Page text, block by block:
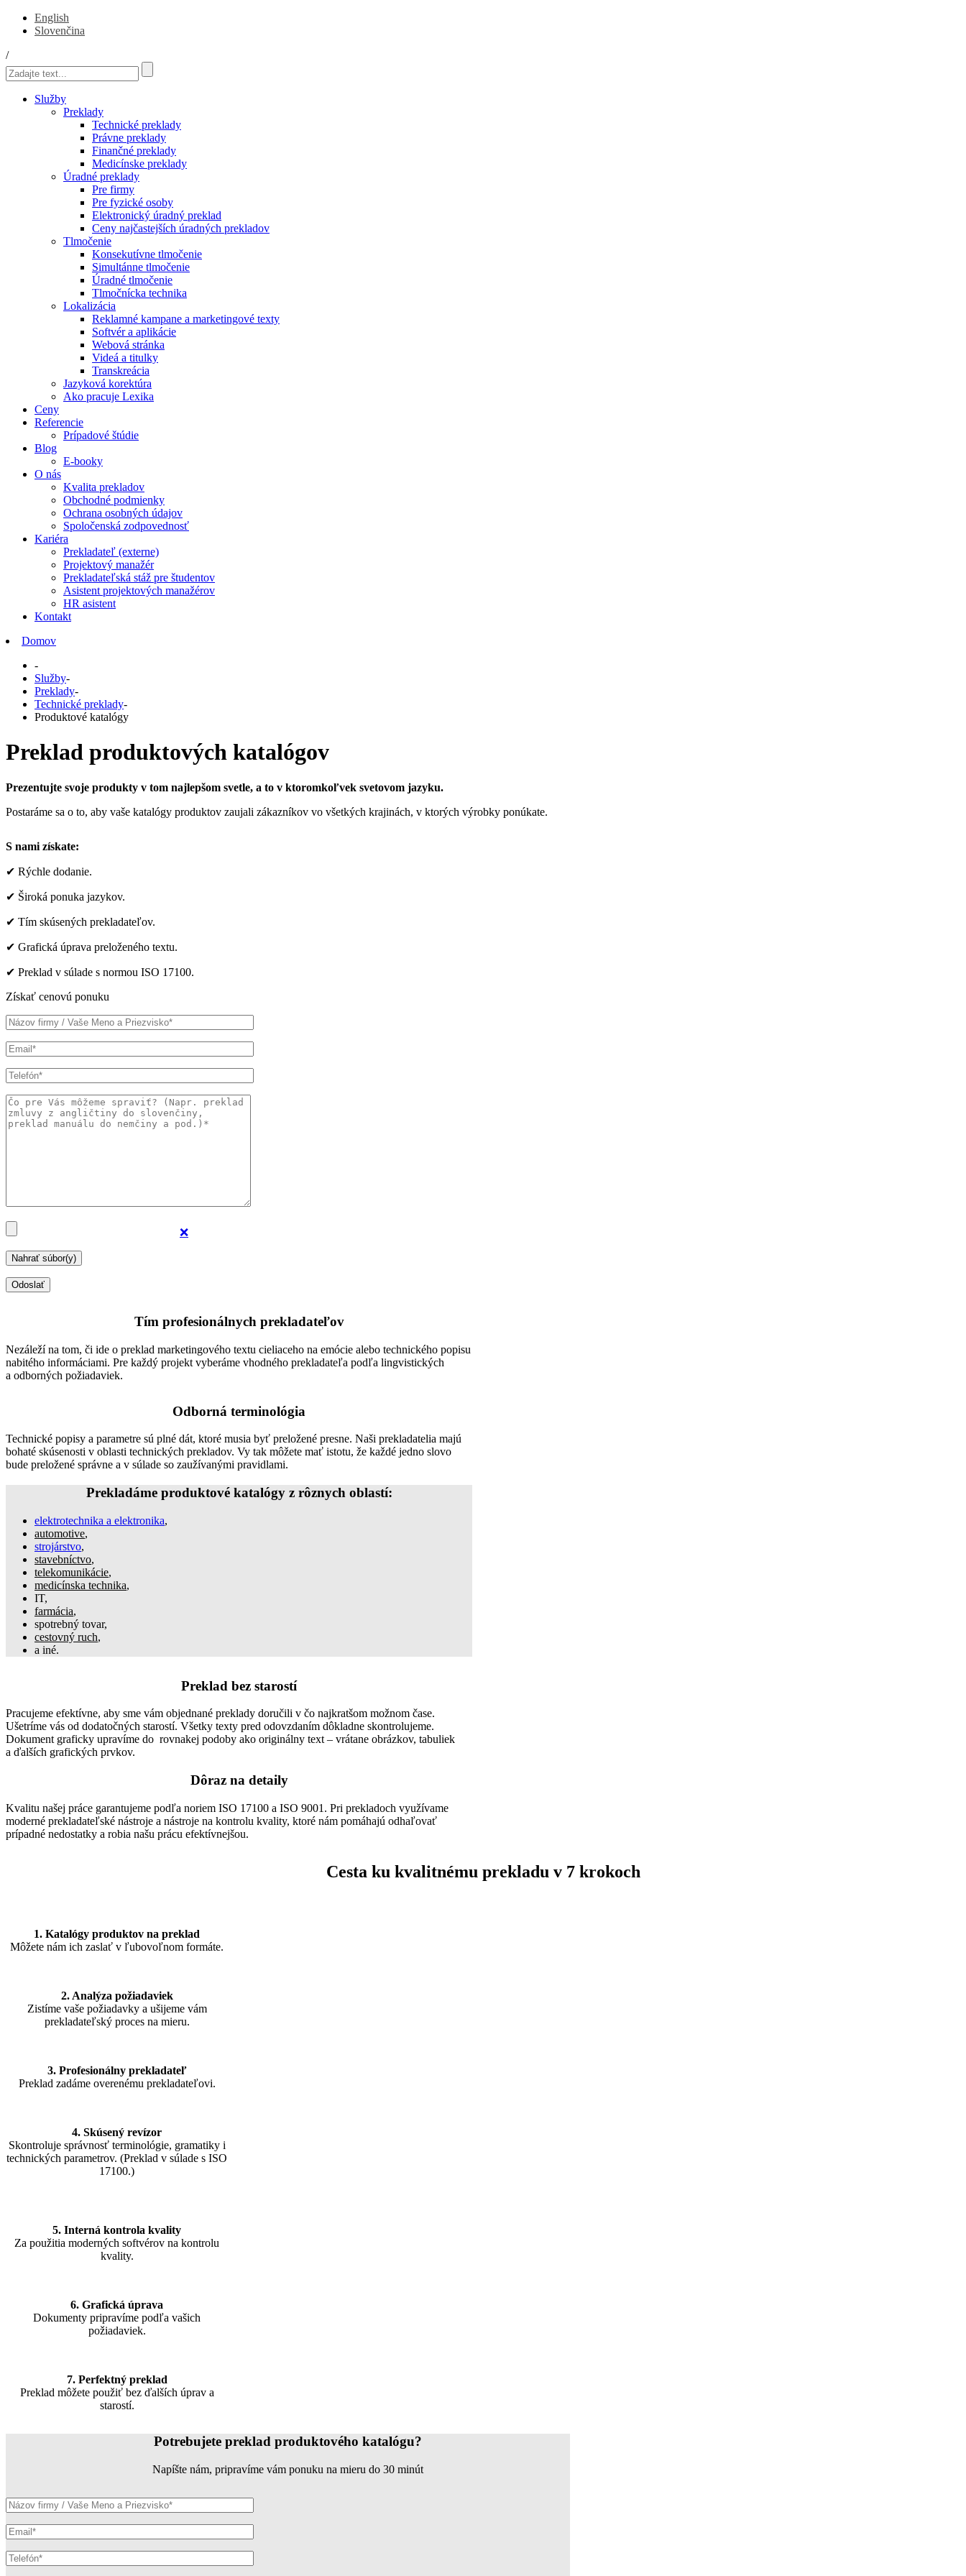
English
Slovenčina
/
Služby
Preklady
Technické preklady
Právne preklady
Finančné preklady
Medicínske preklady
Úradné preklady
Pre firmy
Pre fyzické osoby
Elektronický úradný preklad
Ceny najčastejších úradných prekladov
Tlmočenie
Konsekutívne tlmočenie
Simultánne tlmočenie
Úradné tlmočenie
Tlmočnícka technika
Lokalizácia
Reklamné kampane a marketingové texty
Softvér a aplikácie
Webová stránka
Videá a titulky
Transkreácia
Jazyková korektúra
Ako pracuje Lexika
Ceny
Referencie
Prípadové štúdie
Blog
E-booky
O nás
Kvalita prekladov
Obchodné podmienky
Ochrana osobných údajov
Spoločenská zodpovednosť
Kariéra
Prekladateľ (externe)
Projektový manažér
Prekladateľská stáž pre študentov
Asistent projektových manažérov
HR asistent
Kontakt
Domov
-
Služby-
Preklady-
Technické preklady-
Produktové katalógy
Preklad produktových katalógov
Prezentujte svoje produkty v tom najlepšom svetle, a to v ktoromkoľvek svetovom jazyku.
Postaráme sa o to, aby vaše katalógy produktov zaujali zákazníkov vo všetkých krajinách, v ktorých výrobky ponúkate.
S nami získate:
✔ Rýchle dodanie.
✔ Široká ponuka jazykov.
✔ Tím skúsených prekladateľov.
✔ Grafická úprava preloženého textu.
✔ Preklad v súlade s normou ISO 17100.
Získať cenovú ponuku
❌
Tím profesionálnych prekladateľov
Nezáleží na tom, či ide o preklad marketingového textu cieliaceho na emócie alebo technického popisu
nabitého informáciami. Pre každý projekt vyberáme vhodného prekladateľa podľa lingvistických
a odborných požiadaviek.
Odborná terminológia
Technické popisy a parametre sú plné dát, ktoré musia byť preložené presne. Naši prekladatelia majú
bohaté skúsenosti v oblasti technických prekladov. Vy tak môžete mať istotu, že každé jedno slovo
bude preložené správne a v súlade so zaužívanými pravidlami.
Prekladáme produktové katalógy z rôznych oblastí:
elektrotechnika a elektronika,
automotive,
strojárstvo,
stavebníctvo,
telekomunikácie,
medicínska technika,
IT,
farmácia,
spotrebný tovar,
cestovný ruch,
a iné.
Preklad bez starostí
Pracujeme efektívne, aby sme vám objednané preklady doručili v čo najkratšom možnom čase.
Ušetríme vás od dodatočných starostí. Všetky texty pred odovzdaním dôkladne skontrolujeme.
Dokument graficky upravíme do rovnakej podoby ako originálny text – vrátane obrázkov, tabuliek
a ďalších grafických prvkov.
Dôraz na detaily
Kvalitu našej práce garantujeme podľa noriem ISO 17100 a ISO 9001. Pri prekladoch využívame
moderné prekladateľské nástroje a nástroje na kontrolu kvality, ktoré nám pomáhajú odhaľovať
prípadné nedostatky a robia našu prácu efektívnejšou.
Cesta ku kvalitnému prekladu v 7 krokoch
1. Katalógy produktov na preklad
Môžete nám ich zaslať v ľubovoľnom formáte.
2. Analýza požiadaviek
Zistíme vaše požiadavky a ušijeme vám
prekladateľský proces na mieru.
3. Profesionálny prekladateľ
Preklad zadáme overenému prekladateľovi.
4. Skúsený revízor
Skontroluje správnosť terminológie, gramatiky i
technických parametrov. (Preklad v súlade s ISO
17100.)
5. Interná kontrola kvality
Za použitia moderných softvérov na kontrolu
kvality.
6. Grafická úprava
Dokumenty pripravíme podľa vašich
požiadaviek.
7. Perfektný preklad
Preklad môžete použiť bez ďalších úprav a
starostí.
Potrebujete preklad produktového katalógu?
Napíšte nám, pripravíme vám ponuku na mieru do 30 minút